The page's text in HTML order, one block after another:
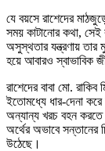
যে বয়সে রাশেদের
সময় কাটানোর কথা,
অসুস্থতার যন্ত্রণায়
হয়ে আবারও স্বাভাবিক
রাশেদের বাবা মো.
ইতোমধ্যে ধার-দেনা
অন্যান্য খরচ বহন করতে
অর্থের অভাবে সন্তানের
উঠেছে।